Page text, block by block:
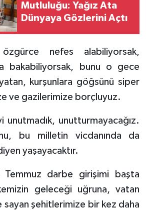
Mutluluğu: Yağız Ata
Dünyaya Gözlerini Açtı
nefes alabiliyorsak,
bakabiliyorsak, bunu o gece
kurşunlara göğsünü siper
ve gazilerimize borçluyuz.
unutmadık, unutturmayacağız.
bu milletin vicdanında da
yaşayacaktır.
Temmuz darbe girişimi başta
geleceği uğruna, vatan
sayan şehitlerimize bir kez daha